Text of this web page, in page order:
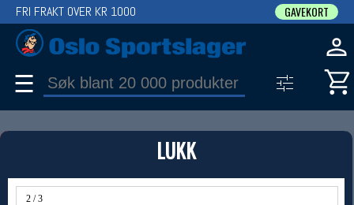
LUKK
2 / 3
FRI FRAKT OVER KR 1000 GAVEKORT
☰
PRODUKT
Produkter (1)
Bruk filter til å spisse søket